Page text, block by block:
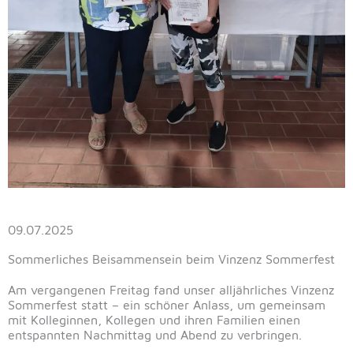
09.07.2025
Sommerliches Beisammensein beim Vinzenz Sommerfest
Am vergangenen Freitag fand unser alljährliches Vinzenz
Sommerfest statt – ein schöner Anlass, um gemeinsam
mit Kolleginnen, Kollegen und ihren Familien einen
entspannten Nachmittag und Abend zu verbringen.